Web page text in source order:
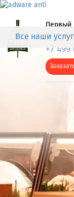
Первый
бизнеса
+7 499
Все наши